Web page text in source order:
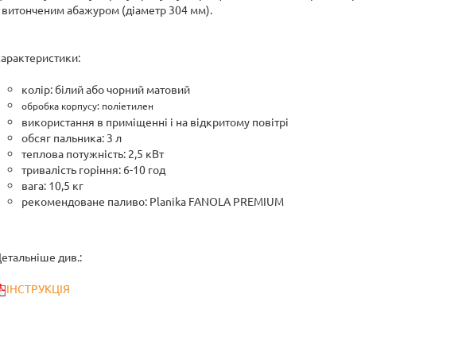
витонченим абажуром (діаметр 304 мм).
колір: білий або чорний матовий
обробка корпусу: поліетилен
використання в приміщенні і на відкритому повітрі
обсяг пальника: 3 л
теплова потужність: 2,5 кВт
тривалість горіння: 6-10 год
вага: 10,5 кг
рекомендоване паливо: Planika FANOLA PREMIUM
див.:
ІНСТРУКЦІЯ